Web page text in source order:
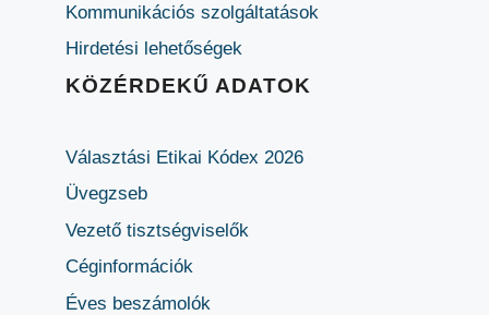
Kommunikációs szolgáltatások
Hirdetési lehetőségek
KÖZÉRDEKŰ ADATOK
Választási Etikai Kódex 2026
Üvegzseb
Vezető tisztségviselők
Céginformációk
Éves beszámolók